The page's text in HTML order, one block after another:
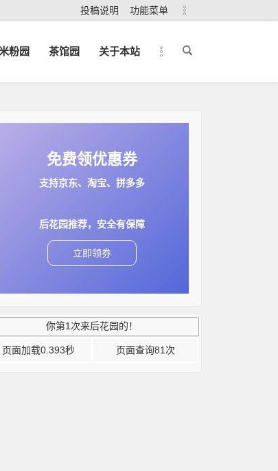
投稿说明 功能菜单
粉园 茶馆园 关于本站
免费领优惠券
支持京东、淘宝、拼多多
后花园推荐，安全有保障
立即领券
你第1次来后花园的！
页面加载0.393秒 页面查询81次